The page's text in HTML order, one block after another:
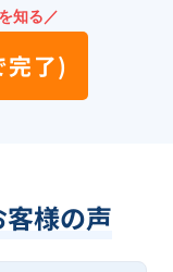
知る／
了)
様の声